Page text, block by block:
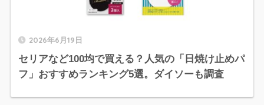
2026年6月19日
セリアなど100均で買える？人気の「日焼け止めパ
フ」おすすめランキング5選。ダイソーも調査